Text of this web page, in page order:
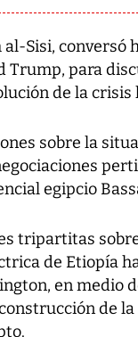
Sisi, conversó
Trump, para
de la crisis
sobre la
egipcio
tripartitas
de Etiopía
en medio
de